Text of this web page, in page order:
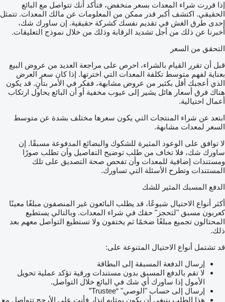
إذا قررت شراء المعدات بسعر منخفض، فتأكد أنك تتواصل مع البائع
الحقيقي. اكتشف أكبر قدر ممكن من المعلومات عن مالك المعدات. تتمثل
إحدى طرق الغش في تقديم نفسك كشركة حقيقية. إن ساورك شك،
أخبرنا عن ذلك من أجل تشديد الرقابة وذلك من خلال نموذج التعليقات.
التحقق من السعر
قبل أن تقرر القيام بالشراء، احرص على مراجعة العديد من عروض البيع
بعناية لفهم متوسط تكلفة المعدات التي اخترتها. إذا كان سعر العرض
الذي أعجبك أقل بكثير من عروض مشابهة، ففكر في الأمر بتأنٍ. قد يكون
هناك فرق أسعار هائل يشير إلى عيوب مخفية أو أن البائع يحاول ارتكاب
أعمال احتيالية.
ابتعد عن شراء المنتجات التي يكون سعرها مختلف بشدة عن متوسط
السعر لمعدات مشابهة.
لا توافق على الوعود المثيرة للشكوك والبضائع المدفوعة مسبقًا. إن
ساورك شك، فلا تخاف من طلب توضيح التفاصيل وأن تطلب صورًا
ومستندات إضافية للمعدات وأن تفحص صحة التصديق على تلك
المستندات وتطرح الأسئلة التي تساورك.
الدفع المسبك المثير للشك
أكثر أنواع الاحتيال شيوعًا، قد يطلب البائعون غير المنصفون مبلغًا معينًا
كعربون مسبق "لتحجز" حقك في شراء المعدات. وبالتالي يستطيع
المحتالون تجميع مبلغًا ضخمًا ثم يختفون ولا تستطيع التواصل معهم بعد
ذلك.
قد تشتمل أنواع الاحتيال المتنوعة على:
إرسال الدفعة المسبقة إلى البطاقة
لا تقم بالدفع المسبق بدون مستندات ورقية تؤكد عملية تحويل
الأمول إذا ساورك أي شك في البائع خلال التواصل.
إرسال إلى حساب "الوصي" “Trustee”
هذا الطلب ينبغي أن يكون بمثابه إنذار فأنت على الأرجح تتواصل مع